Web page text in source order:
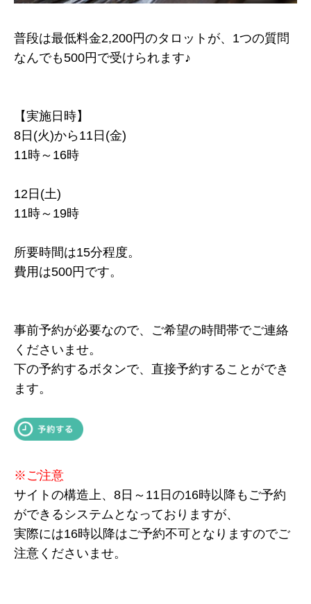
普段は最低料金2,200円のタロットが、1つの質問
なんでも500円で受けられます♪
【実施日時】
8日(火)から11日(金)
11時～16時
12日(土)
11時～19時
所要時間は15分程度。
費用は500円です。
事前予約が必要なので、ご希望の時間帯でご連絡
くださいませ。
下の予約するボタンで、直接予約することができ
ます。
※ご注意
サイトの構造上、8日～11日の16時以降もご予約
ができるシステムとなっておりますが、
実際には16時以降はご予約不可となりますのでご
注意くださいませ。